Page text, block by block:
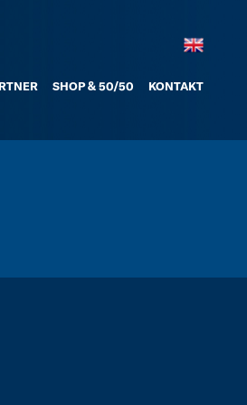
SHOP & 50/50 KONTAKT